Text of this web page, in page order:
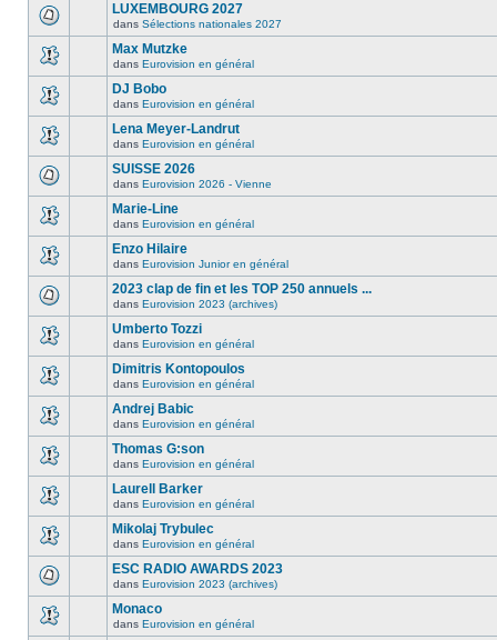
LUXEMBOURG 2027
dans Sélections nationales 2027
Max Mutzke
dans Eurovision en général
DJ Bobo
dans Eurovision en général
Lena Meyer-Landrut
dans Eurovision en général
SUISSE 2026
dans Eurovision 2026 - Vienne
Marie-Line
dans Eurovision en général
Enzo Hilaire
dans Eurovision Junior en général
2023 clap de fin et les TOP 250 annuels ...
dans Eurovision 2023 (archives)
Umberto Tozzi
dans Eurovision en général
Dimitris Kontopoulos
dans Eurovision en général
Andrej Babic
dans Eurovision en général
Thomas G:son
dans Eurovision en général
Laurell Barker
dans Eurovision en général
Mikolaj Trybulec
dans Eurovision en général
ESC RADIO AWARDS 2023
dans Eurovision 2023 (archives)
Monaco
dans Eurovision en général